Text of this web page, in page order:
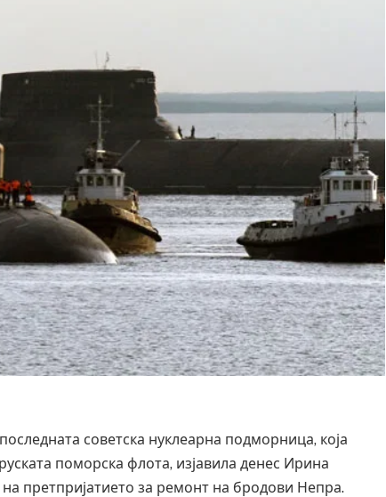
советска нуклеарна подморница, која
поморска флота, изјавила денес Ирина
претпријатието за ремонт на бродови Непра.